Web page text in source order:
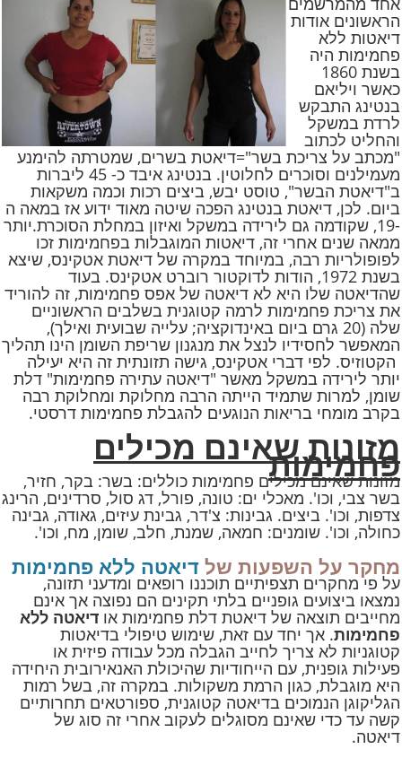
הראשונים אודות
דיאטות ללא
פחמימות היה
בשנת 1860
כאשר ויליאם
בנטינג התבקש
לרדת במשקל
והחליט לכתוב
"מכתב על צריכת בשר"=דיאטת בשרים, שמטרתה להימנע
מעמילנים וסוכרים לחלוטין. בנטינג איבד כ- 45 ליברות
ב"דיאטת הבשר", טוסט יבש, ביצים רכות וכמה משקאות
ביום. לכן, דיאטת בנטינג הפכה שיטה מאוד ידוע אז במאה ה
-19, שקודמה גם לירידה במשקל ואיזון במחלת הסוכרת.יותר
ממאה שנים אחרי זה, דיאטות המוגבלות בפחמימות זכו
לפופולריות רבה, במיוחד במקרה של דיאטת אטקינס, שיצא
בשנת 1972, הודות לדוקטור רוברט אטקינס. בעוד
שהדיאטה שלו היא לא דיאטה של אפס פחמימות, זה להוריד
את צריכת פחמימות לרמה קטוגנית בשלבים הראשוניים
שלה (20 גרם ביום באינדוקציה; עלייה שבועית ואילך),
המאפשר לחסידיו לנצל את מנגנון שריפת השומן הינו תהליך
הקטוזיס. לפי דברי אטקינס, גישה תזונתית זה היא יעילה
יותר לירידה במשקל מאשר "דיאטה עתירה פחמימות" דלת
שומן, למרות שתמיד הייתה הרבה מחלוקת ומחלוקת רבה
בקרב מומחי בריאות הנוגעים להגבלת פחמימות דרסטי.
מזונות שאינם מכילים
פחמימות
מזונות שאינם מכילים פחמימות כוללים: בשר: בקר, חזיר,
בשר צבי, וכו'. מאכלי ים: טונה, פורל, דג סול, סרדינים, הרינג
צדפות, וכו'. ביצים. גבינות: צ'דר, גבינת עיזים, גאודה, גבינה
כחולה, וכו'. שומנים: חמאה, שמנת, חלב, שומן, מח, וכו'.
מחקר על השפעות של דיאטה ללא פחמימות
על פי מחקרים תצפיתיים תוכננו רופאים ומדעני תזונה,
נמצאו ביצועים גופניים בלתי תקינים הם נפוצה אך אינם
מחייבים תוצאה של דיאטת דלת פחמימות או דיאטה ללא
פחמימות. אך יחד עם זאת, שימוש טיפולי בדיאטות
קטוגניות לא צריך לחייב הגבלה מכל עבודה פיזית או
פעילות גופנית, עם הייחודיות שהיכולת האנאירובית היחידה
היא מוגבלת, כגון הרמת משקולות. במקרה זה, בשל רמות
הגליקוגן הנמוכים בדיאטה קטוגנית, ספורטאים תחרותיים
קשה עד כדי שאינם מסוגלים לעקוב אחרי זה סוג של
דיאטה.